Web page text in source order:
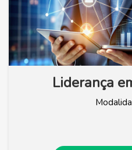
Liderança